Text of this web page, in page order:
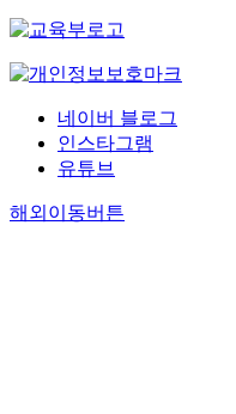
네이버 블로그
인스타그램
유튜브
해외이동버튼